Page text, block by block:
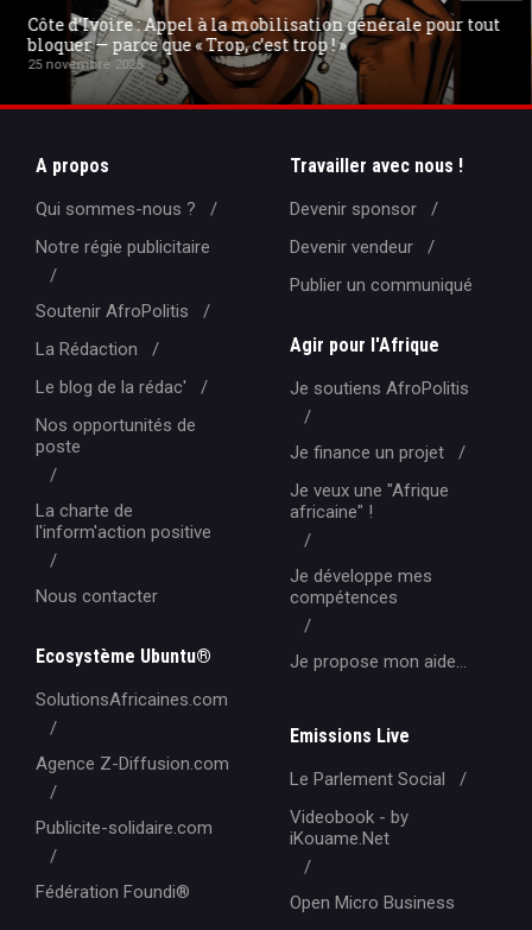
La militarisation de l'Internet en Europe : la fin de la «
Swiss Privacy » et l'exil de PROTON MAIL
18 août 2025
A propos
Qui sommes-nous ?
Notre régie publicitaire
Soutenir AfroPolitis
La Rédaction
Le blog de la rédac'
Nos opportunités de
poste
La charte de
l'inform'action positive
Nous contacter
Ecosystème Ubuntu®
SolutionsAfricaines.com
Agence Z-Diffusion.com
Publicite-solidaire.com
Fédération Foundi®️
Travailler avec nous !
Devenir sponsor
Devenir vendeur
Publier un communiqué
Agir pour l'Afrique
Je soutiens AfroPolitis
Je finance un projet
Je veux une "Afrique
africaine" !
Je développe mes
compétences
Je propose mon aide...
Emissions Live
Le Parlement Social
Videobook - by
iKouame.Net
Open Micro Business